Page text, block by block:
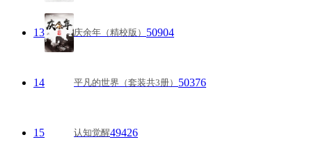
13 庆余年（精校版） 50904
14 平凡的世界（套装共3册） 50376
15 认知觉醒49426